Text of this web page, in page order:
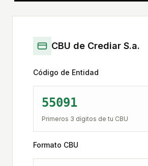
CBU de Crediar S.a.
Código de Entidad
55091
Primeros 3 dígitos de tu CBU
Formato CBU